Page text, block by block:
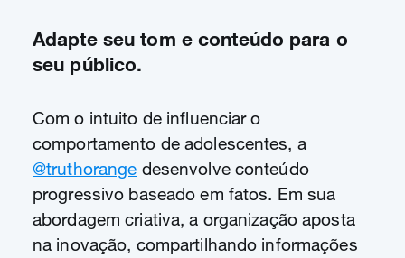
Adapte seu tom e conteúdo para o
seu público.
Com o intuito de influenciar o
comportamento de adolescentes, a
@truthorange desenvolve conteúdo
progressivo baseado em fatos. Em sua
abordagem criativa, a organização aposta
na inovação, compartilhando informações